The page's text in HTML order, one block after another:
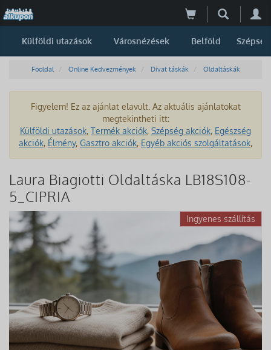
Külföldi utazások Városnézések Belföld Szépség
Főoldal Online Kedvezmények Divat táskák Oldaltáskák
Figyelem! Ez az ajánlat elavult. Az aktuális ajánlatokat
megtekintheti itt:
Külföldi utazások, Termék akciók, Szépség akciók, Egészség
akciók, Élmény, Gasztro akciók, Egyéb akciós szolgáltatások,
Laura Biagiotti Oldaltáska LB18S108-
5_CIPRIA
Ingyenes szállítás